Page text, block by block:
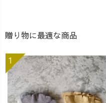
贈り物に最適な商品